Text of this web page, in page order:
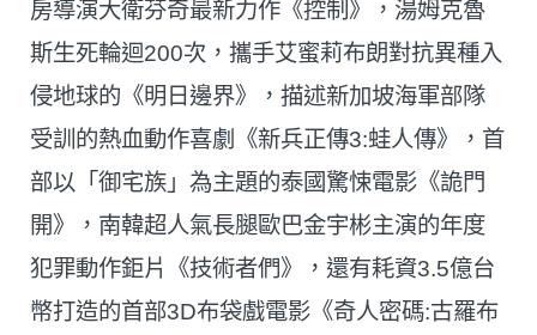
房導演大衛芬奇最新力作《控制》，湯姆克魯
斯生死輪迴200次，攜手艾蜜莉布朗對抗異種入
侵地球的《明日邊界》，描述新加坡海軍部隊
受訓的熱血動作喜劇《新兵正傳3:蛙人傳》，首
部以「御宅族」為主題的泰國驚悚電影《詭門
開》，南韓超人氣長腿歐巴金宇彬主演的年度
犯罪動作鉅片《技術者們》，還有耗資3.5億台
幣打造的首部3D布袋戲電影《奇人密碼:古羅布